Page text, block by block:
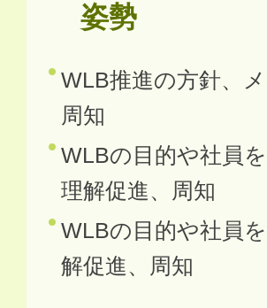
姿勢
WLB推進の方針、
周知
WLBの目的や社員
理解促進、周知
WLBの目的や社員
解促進、周知